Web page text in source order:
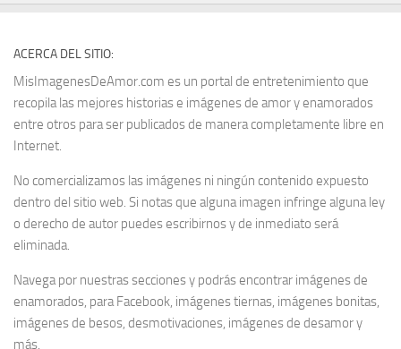
ACERCA DEL SITIO:
MisImagenesDeAmor.com es un portal de entretenimiento que
recopila las mejores historias e imágenes de amor y enamorados
entre otros para ser publicados de manera completamente libre en
Internet.
No comercializamos las imágenes ni ningún contenido expuesto
dentro del sitio web. Si notas que alguna imagen infringe alguna ley
o derecho de autor puedes escribirnos y de inmediato será
eliminada.
Navega por nuestras secciones y podrás encontrar imágenes de
enamorados, para Facebook, imágenes tiernas, imágenes bonitas,
imágenes de besos, desmotivaciones, imágenes de desamor y
más.